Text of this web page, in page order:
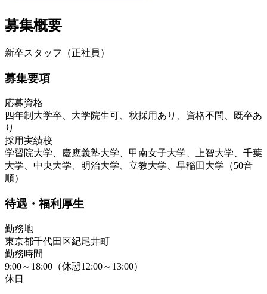
募集概要
新卒スタッフ（正社員）
募集要項
応募資格
四年制大学卒、大学院生可、秋採用あり、資格不問、既卒あ
り
採用実績校
学習院大学、慶應義塾大学、甲南女子大学、上智大学、千葉
大学、中央大学、明治大学、立教大学、早稲田大学（50音
順）
待遇・福利厚生
勤務地
東京都千代田区紀尾井町
勤務時間
9:00～18:00（休憩12:00～13:00）
休日